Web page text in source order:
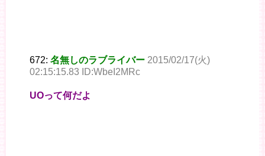
672: 名無しのラブライバー 2015/02/17(火)
02:15:15.83 ID:WbeI2MRc
UOって何だよ